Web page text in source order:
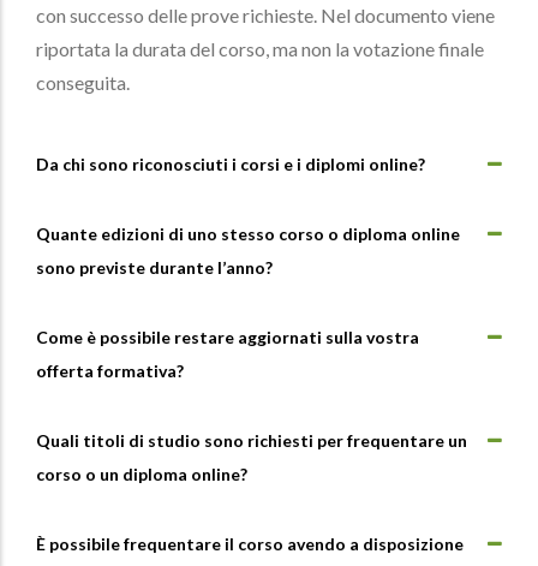
con successo delle prove richieste. Nel documento viene
riportata la durata del corso, ma non la votazione finale
conseguita.
Da chi sono riconosciuti i corsi e i diplomi online?
Quante edizioni di uno stesso corso o diploma online
sono previste durante l’anno?
Come è possibile restare aggiornati sulla vostra
offerta formativa?
Quali titoli di studio sono richiesti per frequentare un
corso o un diploma online?
È possibile frequentare il corso avendo a disposizione